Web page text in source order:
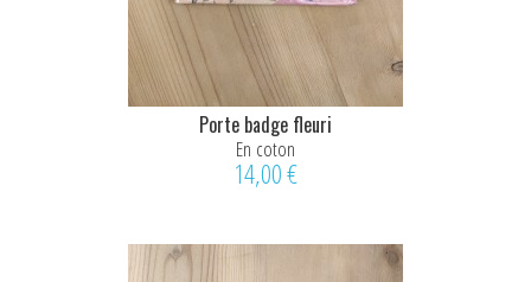
Porte badge fleuri
En coton
14,00 €